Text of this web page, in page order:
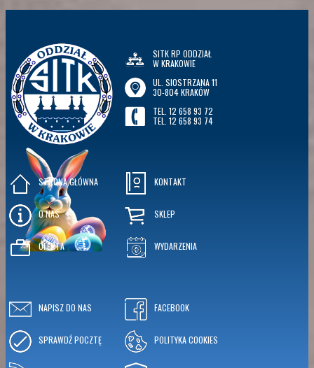
SITK RP ODDZIAŁ
W KRAKOWIE
UL. SIOSTRZANA 11
30-804 KRAKÓW
TEL. 12 658 93 72
TEL. 12 658 93 74
STRONA GŁÓWNA
O NAS
OFERTA
KONTAKT
SKLEP
WYDARZENIA
NAPISZ DO NAS
SPRAWDŹ POCZTĘ
FACEBOOK
POLITYKA COOKIES